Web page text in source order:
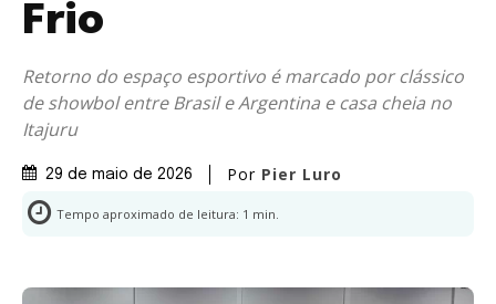
Frio
Retorno do espaço esportivo é marcado por clássico
de showbol entre Brasil e Argentina e casa cheia no
Itajuru
29 de maio de 2026 Por Pier Luro
Tempo aproximado de leitura: 1 min.